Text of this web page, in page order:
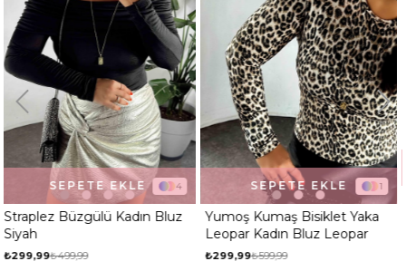
Yumoş Kumaş Bisiklet Yaka
Leopar Kadın Bluz Leopar
₺299,99₺599,99
SEPETE EKLE
Kalın Askılı Basic Bluz
₺399,99
SEPETE EKLE